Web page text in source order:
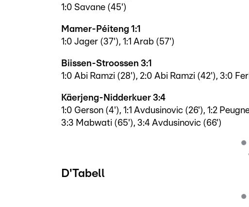
1:0 Savane (45')
Mamer-Péiteng 1:1
1:0 Jager (37'), 1:1 Arab (57')
Biissen-Stroossen 3:1
1:0 Abi Ramzi (28'), 2:0 Abi Ramzi (42'), 3:0
Käerjeng-Nidderkuer 3:4
1:0 Gerson (4'), 1:1 Avdusinovic (26'), 1:2
3:3 Mabwati (65'), 3:4 Avdusinovic (66')
D'Tabell